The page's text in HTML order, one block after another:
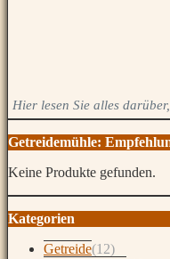
Hier lesen Sie alles
Getreidemühle:
Keine Produkte gefunden.
Kategorien
Getreide(12)